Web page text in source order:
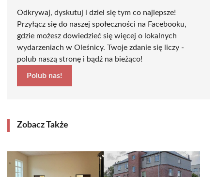
Odkrywaj, dyskutuj i dziel się tym co najlepsze!
Przyłącz się do naszej społeczności na Facebooku,
gdzie możesz dowiedzieć się więcej o lokalnych
wydarzeniach w Oleśnicy. Twoje zdanie się liczy -
polub naszą stronę i bądź na bieżąco!
Polub nas!
Zobacz Także